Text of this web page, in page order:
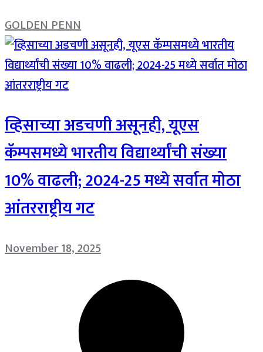
GOLDEN PENN
व्हिसाच्या अडचणी असूनही, यूएस
कॅम्पसमध्ये भारतीय विद्यार्थ्यांची संख्या
10% वाढली; 2024-25 मध्ये सर्वात मोठा
आंतरराष्ट्रीय गट
November 18, 2025